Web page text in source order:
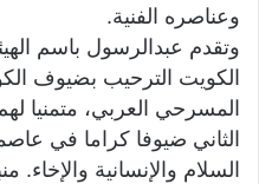
وعناصره الفنية.
وتقدم عبدالرسول باسم
الكويت الترحيب بضيوف
المسرحي العربي، متمنيا
الثاني ضيوفا كراما في
السلام والإنسانية والإخاء.